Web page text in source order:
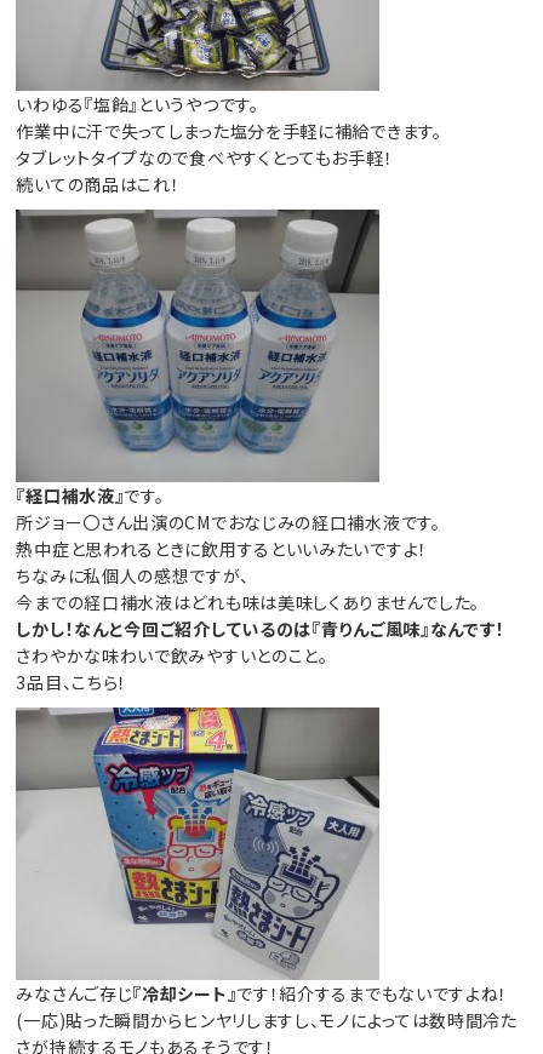
いわゆる『塩飴』というやつです。
作業中に汗で失ってしまった塩分を手軽に補給できます。
タブレットタイプなので食べやすくとってもお手軽！
続いての商品はこれ！
『経口補水液』です。
所ジョー〇さん出演のCMでおなじみの経口補水液です。
熱中症と思われるときに飲用するといいみたいですよ！
ちなみに私個人の感想ですが、
今までの経口補水液はどれも味は美味しくありませんでした。
しかし！なんと今回ご紹介しているのは『青りんご風味』なんです！
さわやかな味わいで飲みやすいとのこと。
3品目、こちら！
みなさんご存じ『冷却シート』です！紹介するまでもないですよね！
(一応)貼った瞬間からヒンヤリしますし、モノによっては数時間冷た
さが持続するモノもあるそうです！